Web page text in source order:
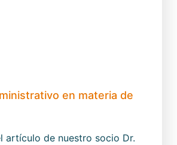
en materia de
artículo de nuestro socio Dr.